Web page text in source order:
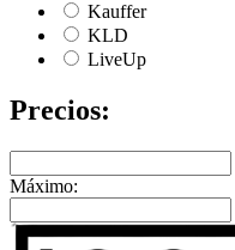
Kauffer
KLD
LiveUp
Precios:
Máximo: